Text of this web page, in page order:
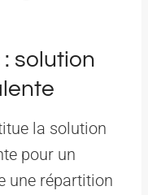
solution
la solution
pour un
une répartition